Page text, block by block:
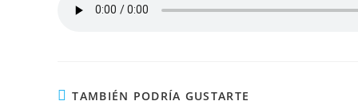
TAMBIÉN PODRÍA GUSTARTE